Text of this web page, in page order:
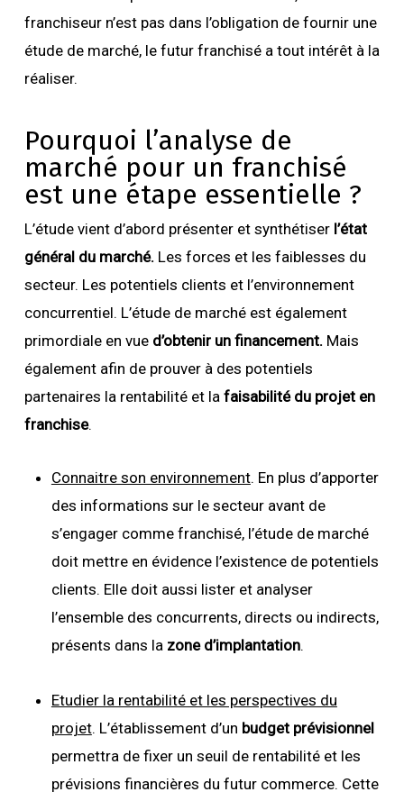
franchiseur n’est pas dans l’obligation de fournir une
étude de marché, le futur franchisé a tout intérêt à la
réaliser.
Pourquoi l’analyse de
marché pour un franchisé
est une étape essentielle ?
L’étude vient d’abord présenter et synthétiser l’état
général du marché. Les forces et les faiblesses du
secteur. Les potentiels clients et l’environnement
concurrentiel. L’étude de marché est également
primordiale en vue d’obtenir un financement. Mais
également afin de prouver à des potentiels
partenaires la rentabilité et la faisabilité du projet en
franchise.
Connaitre son environnement. En plus d’apporter
des informations sur le secteur avant de
s’engager comme franchisé, l’étude de marché
doit mettre en évidence l’existence de potentiels
clients. Elle doit aussi lister et analyser
l’ensemble des concurrents, directs ou indirects,
présents dans la zone d’implantation.
Etudier la rentabilité et les perspectives du
projet. L’établissement d’un budget prévisionnel
permettra de fixer un seuil de rentabilité et les
prévisions financières du futur commerce. Cette